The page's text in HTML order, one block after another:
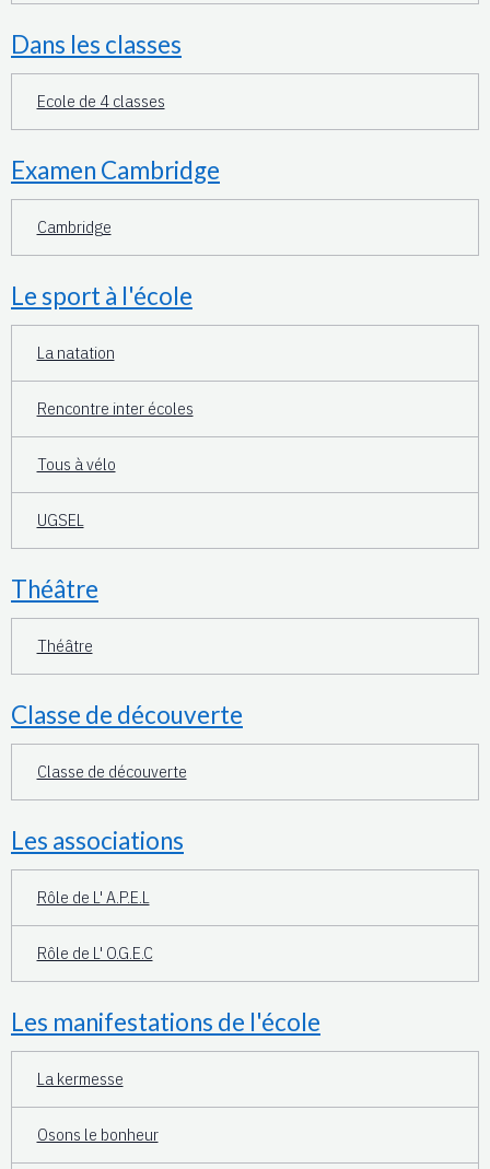
Dans les classes
Ecole de 4 classes
Examen Cambridge
Cambridge
Le sport à l'école
La natation
Rencontre inter écoles
Tous à vélo
UGSEL
Théâtre
Théâtre
Classe de découverte
Classe de découverte
Les associations
Rôle de L' A.P.E.L
Rôle de L' O.G.E.C
Les manifestations de l'école
La kermesse
Osons le bonheur